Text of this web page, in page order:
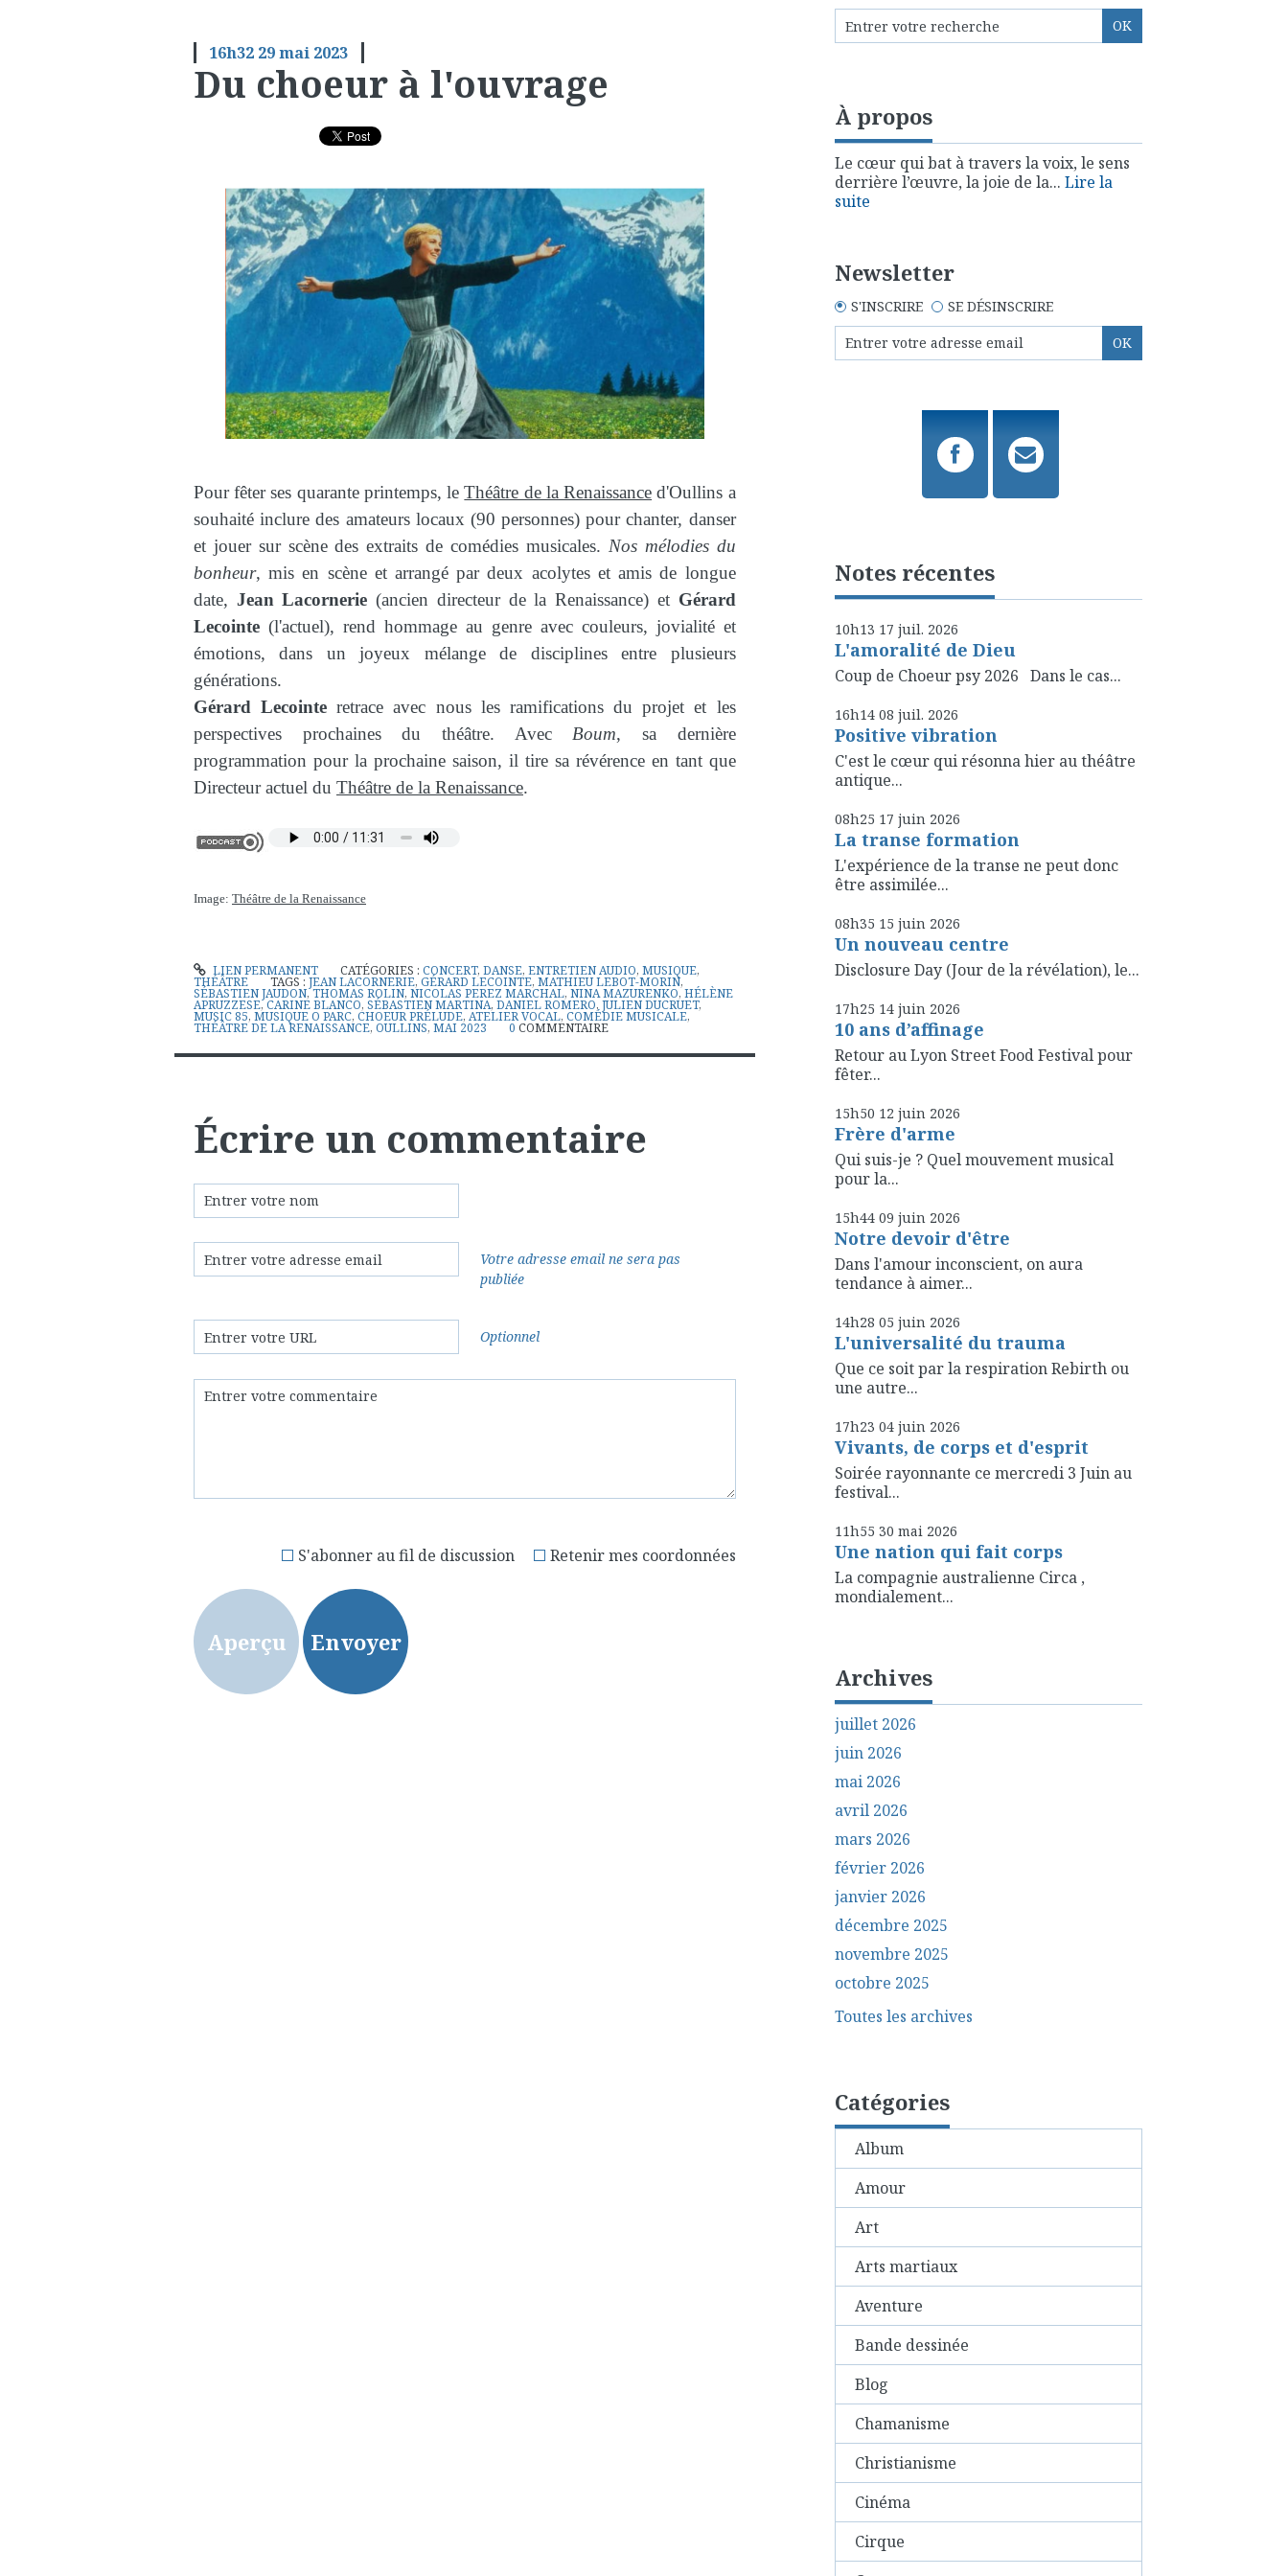
16h32 29mai 2023
Du choeur à l'ouvrage
Pour fêter ses quarante printemps, leThéâtre de la Renaissance d'Oullins a
souhaité inclure des amateurs locaux (90 personnes) pour chanter, danser
et jouer sur scène des extraits de comédies musicales. Nos mélodies du
bonheur, mis en scène et arrangé par deux acolytes et amis de longue
date, Jean Lacornerie (ancien directeur de la Renaissance) et Gérard
Lecointe (l'actuel), rend hommage au genre avec couleurs, jovialité et
émotions, dans un joyeux mélange de disciplines entre plusieurs
générations.
Gérard Lecointe retrace avec nous les ramifications du projet et les
perspectives prochaines du théâtre. AvecBoum, sa dernière
programmation pour la prochaine saison, il tire sa révérence en tant que
Directeur actuel du Théâtre de la Renaissance.
Image: Théâtre de la Renaissance
LIEN PERMANENT CATÉGORIES :CONCERT,DANSE,ENTRETIEN AUDIO,MUSIQUE,
THÉÂTRE TAGS : JEAN LACORNERIE, GÉRARD LECOINTE, MATHIEU LEBOT-MORIN,
SÉBASTIEN JAUDON,THOMAS ROLIN, NICOLAS PEREZ MARCHAL, NINA MAZURENKO,HÉLÈNE
APRUZZESE,CARINE BLANCO, SÉBASTIEN MARTINA, DANIEL ROMERO, JULIEN DUCRUET,
MUSIC 85, MUSIQUE O PARC, CHOEUR PRÉLUDE, ATELIER VOCAL, COMÉDIE MUSICALE,
THÉÂTRE DE LA RENAISSANCE, OULLINS, MAI 2023 0 COMMENTAIRE
Écrire un commentaire
Votre adresse email ne sera pas
publiée
Optionnel
Retenir mes coordonnées
S'abonner au fil de discussion
À propos
Le cœur qui bat à travers la voix, le sens
derrière l’œuvre, la joie de la... Lire la
suite
Newsletter
S'INSCRIRE SE DÉSINSCRIRE
Notes récentes
10h13 17 juil. 2026
L'amoralité de Dieu
Coup de Choeur psy 2026 Dans le cas...
16h14 08 juil. 2026
Positive vibration
C'est le cœur qui résonna hier au théâtre
antique...
08h25 17 juin 2026
La transe formation
L'expérience de la transe ne peut donc
être assimilée...
08h35 15 juin 2026
Un nouveau centre
Disclosure Day (Jour de la révélation), le...
17h25 14 juin 2026
10 ans d’affinage
Retour au Lyon Street Food Festival pour
fêter...
15h50 12 juin 2026
Frère d'arme
Qui suis-je ? Quel mouvement musical
pour la...
15h44 09 juin 2026
Notre devoir d'être
Dans l'amour inconscient, on aura
tendance à aimer...
14h28 05 juin 2026
L'universalité du trauma
Que ce soit par la respiration Rebirth ou
une autre...
17h23 04 juin 2026
Vivants, de corps et d'esprit
Soirée rayonnante ce mercredi 3 Juin au
festival...
11h55 30 mai 2026
Une nation qui fait corps
La compagnie australienne Circa ,
mondialement...
Archives
juillet 2026
juin 2026
mai 2026
avril 2026
mars 2026
février 2026
janvier 2026
décembre 2025
novembre 2025
octobre 2025
Toutes les archives
Catégories
Album
Amour
Art
Arts martiaux
Aventure
Bande dessinée
Blog
Chamanisme
Christianisme
Cinéma
Cirque